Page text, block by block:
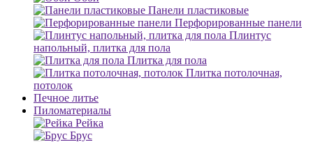
Панели пластиковые
Перфорированные панели
Плинтус
напольный, плитка для пола
Плитка для пола
Плитка потолочная,
потолок
Печное литье
Пиломатериалы
Рейка
Брус